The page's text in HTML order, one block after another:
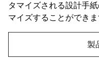
タマイズされる設計手
マイズすることができ
大きいX大きい米国のサ
製